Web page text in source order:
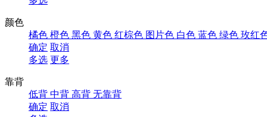
颜色
橘色 橙色 黑色 黄色 红棕色 图片色 白色 蓝色 绿色 玫红
确定 取消
多选 更多
靠背
低背 中背 高背 无靠背
确定 取消